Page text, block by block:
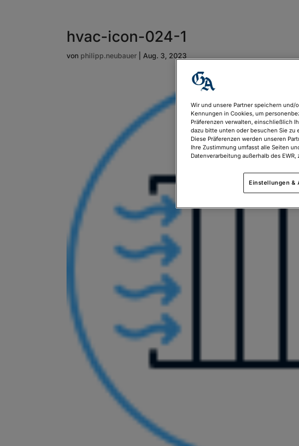
hvac-icon-024-1
von philipp.neubauer Aug. 3, 2023
Wir und unsere Partner speichern und/
Kennungen in Cookies, um
Präferenzen verwalten, einschließlich
dazu bitte unten oder besuchen Sie
Diese Präferenzen werden unseren
Ihre Zustimmung umfasst alle Seiten
Datenverarbeitung außerhalb des EWR,
Einstellungen &